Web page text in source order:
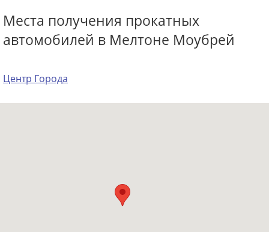
Места получения прокатных
автомобилей в Мелтоне Моубрей
Центр Города